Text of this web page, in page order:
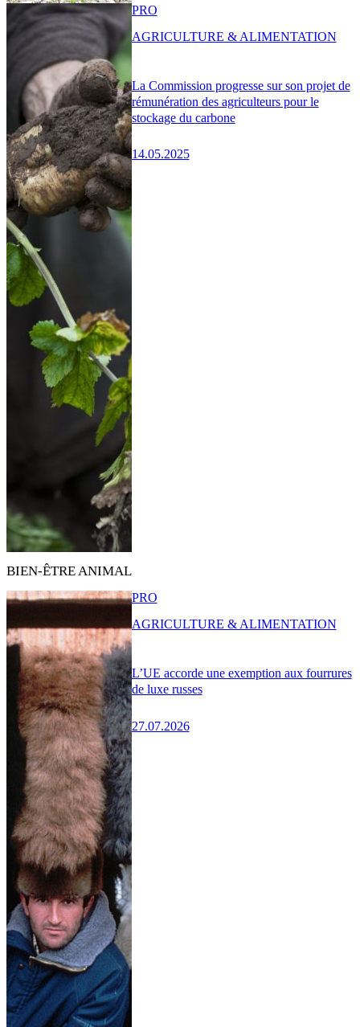
La Commission progresse sur son projet de
rémunération des agriculteurs pour le
stockage du carbone
14.05.2025
PRO
AGRICULTURE & ALIMENTATION
BIEN-ÊTRE ANIMAL
L’UE accorde une exemption aux fourrures
de luxe russes
27.07.2026
PRO
AGRICULTURE & ALIMENTATION